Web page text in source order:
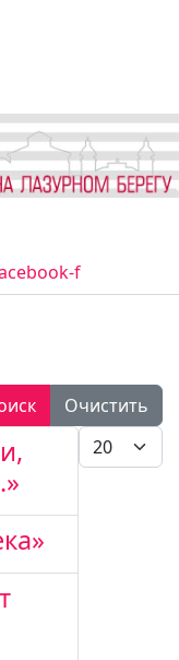
f
Очистить
Кол-во